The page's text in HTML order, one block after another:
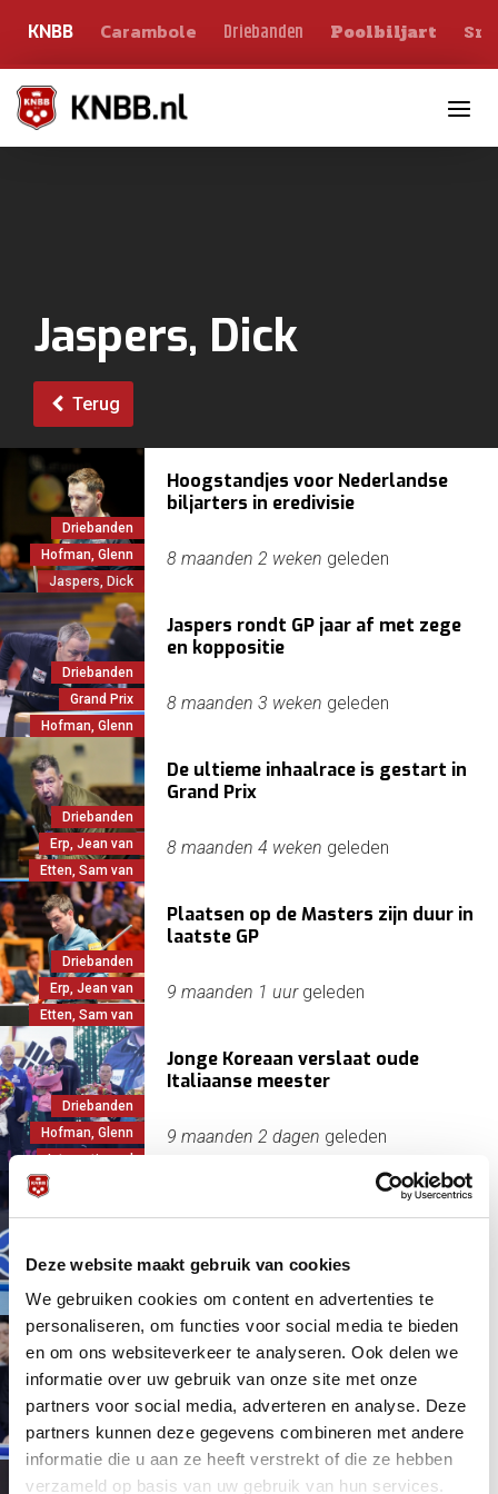
Deze website maakt gebruik van cookies
We gebruiken cookies om content en advertenties te
personaliseren, om functies voor social media te bieden
en om ons websiteverkeer te analyseren. Ook delen we
informatie over uw gebruik van onze site met onze
partners voor social media, adverteren en analyse. Deze
partners kunnen deze gegevens combineren met andere
informatie die u aan ze heeft verstrekt of die ze hebben
verzameld op basis van uw gebruik van hun services.
KNBB Carambole Driebanden Poolbiljart
Jaspers, Dick
Terug
Driebanden
Hofman, Glenn
Jaspers, Dick
Hoogstandjes voor Nederlandse
biljarters in eredivisie
8 maanden 2 weken geleden
Driebanden
Grand Prix
Hofman, Glenn
Jaspers rondt GP jaar af met zege
en koppositie
8 maanden 3 weken geleden
Driebanden
Erp, Jean van
Etten, Sam van
De ultieme inhaalrace is gestart in
Grand Prix
8 maanden 4 weken geleden
Driebanden
Erp, Jean van
Etten, Sam van
Plaatsen op de Masters zijn duur in
laatste GP
9 maanden 1 uurgeleden
Driebanden
Hofman, Glenn
Internationaal
Jonge Koreaan verslaat oude
Italiaanse meester
9 maanden 2 dagen geleden
Internationaal
Glenn Hofman mist finale, maar
klimt op ranglijst
9 maanden 3 dagen
Glenn Hofman krijgt World Cup
succes in zicht
9 maanden 3 dagengeleden